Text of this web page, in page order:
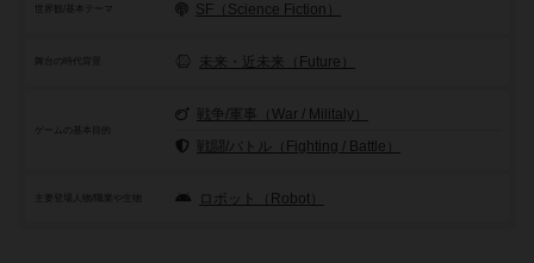
世界観/基本テーマ SF（Science Fiction）
舞台の時代背景 未来・近未来（Future）
ゲームの基本目的
戦争/軍事（War / Militaly）
戦闘/バトル（Fighting / Battle）
ロボット（Robot）